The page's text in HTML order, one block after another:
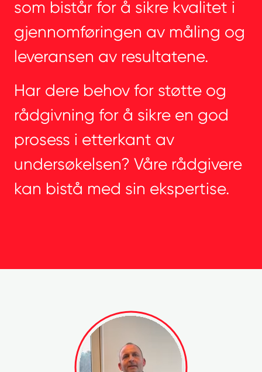
som bistår for å sikre kvalitet i
gjennomføringen av måling og
leveransen av resultatene.
Har dere behov for støtte og
rådgivning for å sikre en god
prosess i etterkant av
undersøkelsen? Våre rådgivere
kan bistå med sin ekspertise.